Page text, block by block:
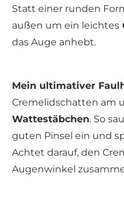
Statt einer runden
außen um ein leichtes
das Auge anhebt.
Mein ultimativer
Cremelidschatten am
Wattestäbchen. So
guten Pinsel ein und
Achtet darauf, den
Augenwinkel